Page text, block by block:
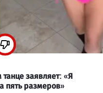
пять размеров»